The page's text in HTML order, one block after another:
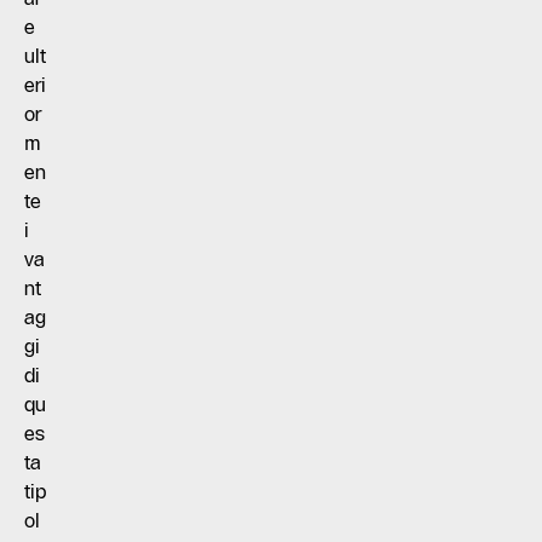
e
ult
eri
or
m
en
te
i
va
nt
ag
gi
di
qu
es
ta
tip
ol